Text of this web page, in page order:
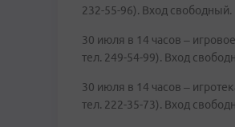
232-55-96). Вход свободный.
30 июля в 14 часов –
тел. 249-54-99). Вход
30 июля в 14 часов –
тел. 222-35-73). Вход